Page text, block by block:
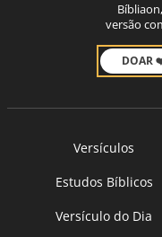
versão
DOAR
Versículos
Estudos Bíblicos
Versículo do Dia